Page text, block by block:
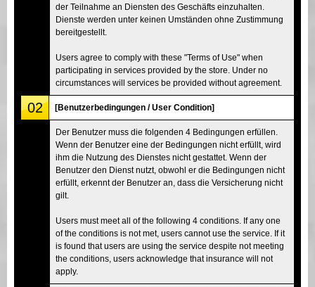
der Teilnahme an Diensten des Geschäfts einzuhalten.
Dienste werden unter keinen Umständen ohne Zustimmung
bereitgestellt.
Users agree to comply with these "Terms of Use" when
participating in services provided by the store. Under no
circumstances will services be provided without agreement.
02 [Benutzerbedingungen / User Condition]
Der Benutzer muss die folgenden 4 Bedingungen erfüllen.
Wenn der Benutzer eine der Bedingungen nicht erfüllt, wird
ihm die Nutzung des Dienstes nicht gestattet. Wenn der
Benutzer den Dienst nutzt, obwohl er die Bedingungen nicht
erfüllt, erkennt der Benutzer an, dass die Versicherung nicht
gilt.
Users must meet all of the following 4 conditions. If any one
of the conditions is not met, users cannot use the service. If it
is found that users are using the service despite not meeting
the conditions, users acknowledge that insurance will not
apply.